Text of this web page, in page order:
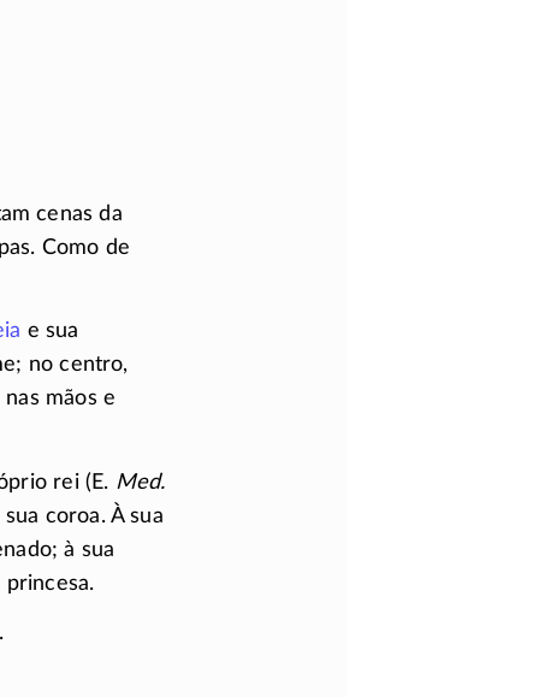
cenas da
Como de
e sua
no centro,
mãos e
rei (E. Med.
coroa. À sua
à sua